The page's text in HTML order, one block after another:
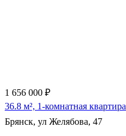
1 656 000 ₽
36.8 м², 1-комнатная квартира
Брянск, ул Желябова, 47